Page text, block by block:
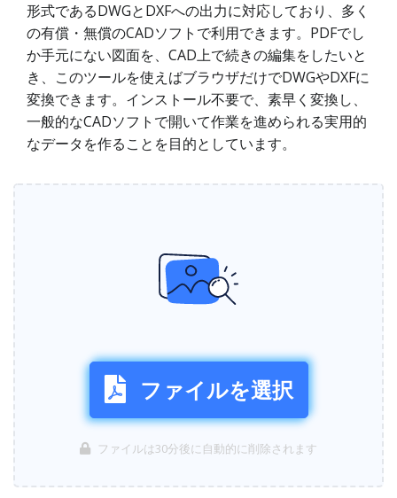
形式であるDWGとDXFへの出力に対応しており、多く
の有償・無償のCADソフトで利用できます。PDFでし
か手元にない図面を、CAD上で続きの編集をしたいと
き、このツールを使えばブラウザだけでDWGやDXFに
変換できます。インストール不要で、素早く変換し、
一般的なCADソフトで開いて作業を進められる実用的
なデータを作ることを目的としています。
ファイルを選択
ファイルは30分後に自動的に削除されます